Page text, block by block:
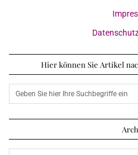
Hier können Sie Artikel